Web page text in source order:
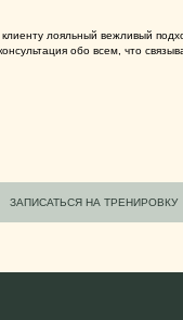
ЗАПИСАТЬСЯ НА ТРЕНИРОВКУ
лояльный вежливый
обо всем, что